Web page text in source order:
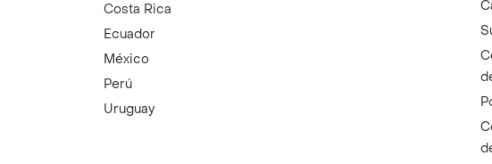
Costa Rica
Ecuador
México
Perú
Uruguay